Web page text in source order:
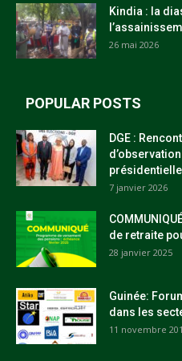
Kindia : la
26 mai 2026
POPULAR POSTS
DGE :
7 janvier 2026
de retraite
28 janvier 2025
Guinée:
dans les
11 novembre